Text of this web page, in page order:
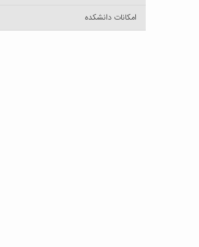
امکانات دانشکده